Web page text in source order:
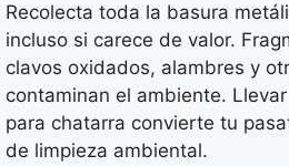
Recolecta toda la basura
incluso si carece de valor.
clavos oxidados, alambres y
contaminan el ambiente.
para chatarra convierte tu
de limpieza ambiental.